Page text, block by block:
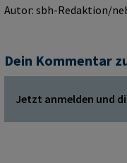
Autor: sbh-Redaktion/
Dein Kommentar
Jetzt anmelden und